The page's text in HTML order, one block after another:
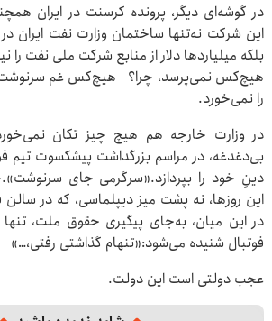
‏در گوشه‌ای دیگر، پرونده کرسنت در ایران
این شرکت نه‌تنها ساختمان وزارت نفت ایران
بلکه میلیاردها دلار از منابع شرکت ملی نفت را
‏هیچ‌کس نمی‌پرسد، چرا؟ ‏هیچ‌کس غم سرنوشت
را نمی‌خورد.
‏در وزارت خارجه هم هیچ چیز تکان
بی‌دغدغه، در مراسم بزرگداشت پیشکسوت تیم
دینِ خود را بپردازد.«سرگرمی جای
این روزها، نه پشت میز دیپلماسی، که در سالن
در این میان، به‌جای پیگیری حقوق ملت، تنها
فوتبال شنیده می‌شود:«تنهام گذاشتی رفتی،…»
‏عجب دولتی است این دولت.